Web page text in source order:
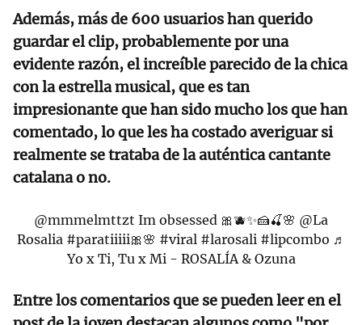
Además, más de 600 usuarios han querido
guardar el clip, probablemente por una
evidente razón, el increíble parecido de la chica
con la estrella musical, que es tan
impresionante que han sido mucho los que han
comentado, lo que les ha costado averiguar si
realmente se trataba de la auténtica cantante
catalana o no.
@mmmelmttzt Im obsessed 🎀🫐✨🍰🍒🌸 @La
Rosalia #paratiiiii🎀🌸 #viral #larosali #lipcombo ♬
Yo x Ti, Tu x Mi - ROSALÍA & Ozuna
Entre los comentarios que se pueden leer en el